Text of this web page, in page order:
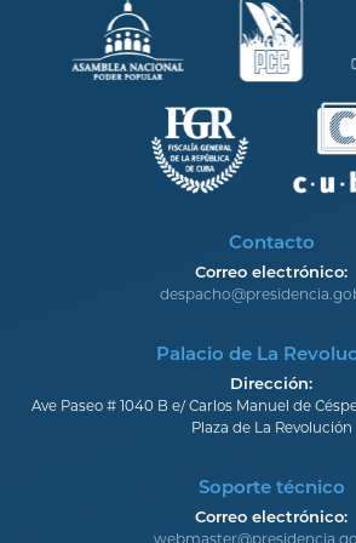
Contacto
Correo electrónico:
Palacio de La
Dirección:
Ave Paseo # 1040 B e/ Carlos Manuel de
Plaza de La Revolución
Soporte técnico
Correo electrónico: